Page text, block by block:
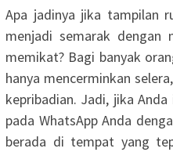
Apa jadinya jika tampilan
menjadi semarak dengan
memikat? Bagi banyak
hanya mencerminkan
kepribadian. Jadi, jika
pada WhatsApp Anda
berada di tempat yang